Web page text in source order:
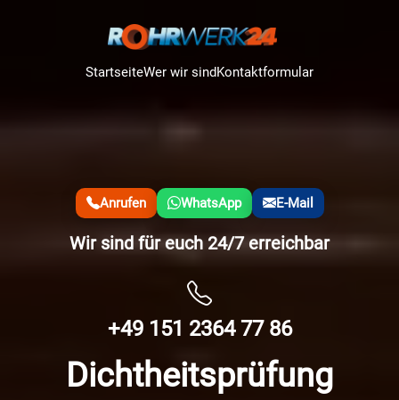
StartseiteWer wir sindKontaktformular
Anrufen WhatsApp E-Mail
Wir sind für euch 24/7 erreichbar
+49 151 2364 77 86
Dichtheitsprüfung